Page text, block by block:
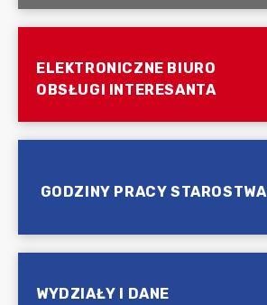
ELEKTRONICZNE BIURO
OBSŁUGI INTERESANTA
GODZINY PRACY STAROSTWA
WYDZIAŁY I DANE